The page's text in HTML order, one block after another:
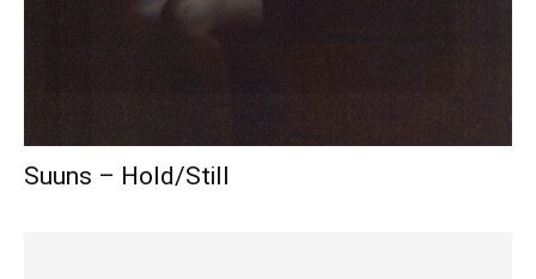
Suuns – Hold/Still